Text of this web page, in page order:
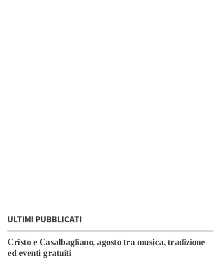
ULTIMI PUBBLICATI
Cristo e Casalbagliano, agosto tra musica, tradizione
ed eventi gratuiti